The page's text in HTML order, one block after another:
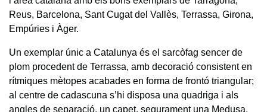
Reus, Barcelona, Sant Cugat del Vallès, Terrassa, Girona,
Empúries i Àger.
Un exemplar únic a Catalunya és el sarcòfag sencer de
plom procedent de Terrassa, amb decoració consistent en
rítmiques mètopes acabades en forma de frontó triangular;
al centre de cadascuna s’hi disposa una quadriga i als
angles de separació, un capet, segurament una Medusa.